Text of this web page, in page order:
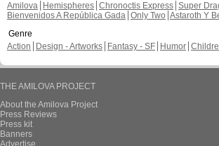
Amilova
Hemispheres Chronoctis Express Super
Bienvenidos A República Gada Only Two Astaroth Y
Genre
Action
Design - Artworks Fantasy - SF Humor
THE AMILOVA PROJECT
About the Amilova Project
Press Reviews
Press kit
Banners
Advertise